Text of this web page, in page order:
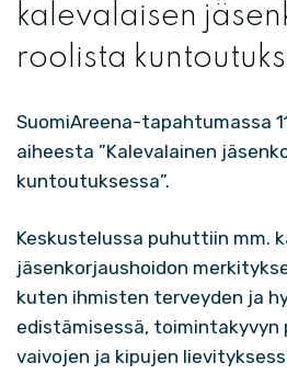
kalevalaisen
roolista
SuomiAreena-tapahtumassa
aiheesta ”Kalevalainen
kuntoutuksessa”.
Keskustelussa puhuttiin mm.
jäsenkorjaushoidon
kuten ihmisten terveyden ja
edistämisessä, toimintakyvyn
vaivojen ja kipujen